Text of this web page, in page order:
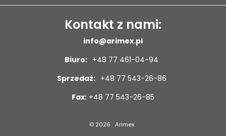
Kontakt z nami:
info@arimex.pl
Biuro: +48 77 461-04-94
Sprzedaż: +48 77 543-26-86
Fax: +48 77 543-26-85
© 2026 Arimex